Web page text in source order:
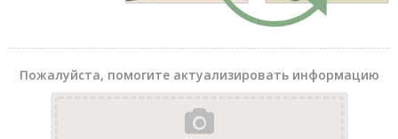
Пожалуйста, помогите актуализировать информацию